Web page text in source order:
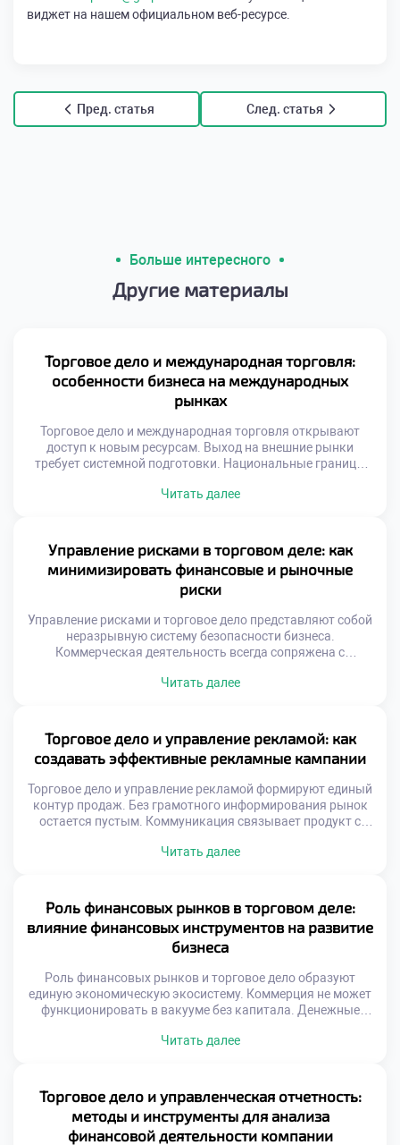
виджет на нашем официальном веб-ресурсе.
Пред. статья След. статья
Больше интересного
Другие материалы
Торговое дело и международная торговля:
особенности бизнеса на международных
рынках
Торговое дело и международная торговля открывают
доступ к новым ресурсам. Выход на внешние рынки
требует системной подготовки. Национальные границы
создает уникальные возможности для роста. Успех
популярно дома, может не сработать за рубежом.
Понимание менталитета иностранного […]
Читать далее
Управление рисками в торговом деле: как
минимизировать финансовые и рыночные
риски
Управление рисками и торговое дело представляют собой
неразрывную систему безопасности бизнеса.
Коммерческая деятельность всегда сопряжена с
угроз ведет к неизбежным потерям капитала.
предприятия надежно. Риски делятся на финансовые
рыночные и операционные. Каждый тип требует
уникальных методов нейтрализации. Безопасность
торговли строится на […]
Читать далее
Торговое дело и управление рекламой: как
создавать эффективные рекламные кампании
Торговое дело и управление рекламой формируют единый
контур продаж. Без грамотного информирования рынок
остается пустым. Коммуникация связывает продукт с
стратегического распределения ресурсов. Хаотичные
показателями. Творчество подчиняется коммерческим
целям бизнеса. Эмоциональный резонанс усиливает
рациональные аргументы. Целостность образа важнее
отдельных креативов. Успех приходит […]
Читать далее
Роль финансовых рынков в торговом деле:
влияние финансовых инструментов на развитие
бизнеса
Роль финансовых рынков и торговое дело образуют
единую экономическую экосистему. Коммерция не может
функционировать в вакууме без капитала. Денежные
Финансовые инструменты служат кровеносной системой
расширять ассортимент и географию. Хеджирование
защищает маржу от внешних шоков. Понимание рынка
капитала отличает предпринимателя от […]
Читать далее
Торговое дело и управленческая отчетность:
методы и инструменты для анализа
финансовой деятельности компании